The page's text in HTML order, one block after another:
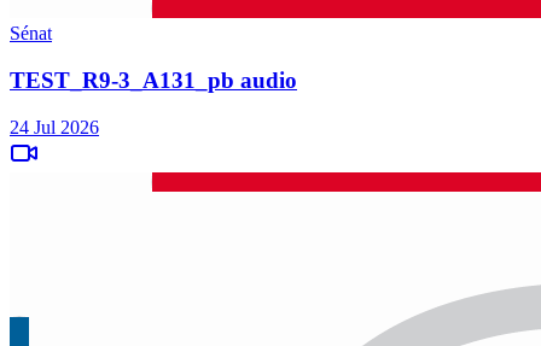
Sénat
TEST_R9-3_A131_pb audio
24 Jul 2026